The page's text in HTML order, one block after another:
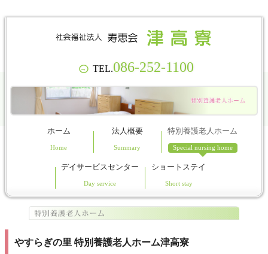
→ TEL.086-252-1100
ホーム 法人概要 特別養護老人ホーム
デイサービスセンター ショートステイ
やすらぎの里 特別養護老人ホーム津高寮